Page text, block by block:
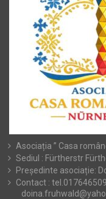
Asociația ” Casa
Sediul : Fürtherstr
Președinte asociație:
Contact :